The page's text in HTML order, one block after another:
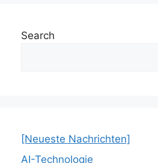
Search
[Neueste Nachrichten]
AI-Technologie